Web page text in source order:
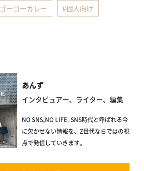
ゴーゴーカレー 個人向け
あんず
インタビュアー、ライター、編集
NO SNS,NO LIFE. SNS時代と呼ばれる今
に欠かせない情報を、Z世代ならではの視
点で発信していきます。